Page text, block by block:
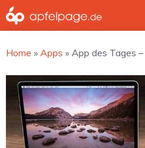
Zum
Inhalt
Home » Apps » App des Tages –